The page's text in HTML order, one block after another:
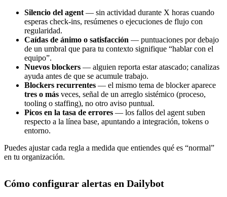
Silencio del agent— sin actividad durante X horas cuando
esperas check-ins, resúmenes o ejecuciones de flujo con
regularidad.
Caídas de ánimo o satisfacción — puntuaciones por debajo
de un umbral que para tu contexto signifique “hablar con el
equipo”.
Nuevos blockers — alguien reporta estar atascado; canalizas
ayuda antes de que se acumule trabajo.
Blockers recurrentes — el mismo tema de blocker aparece
tres o más veces, señal de un arreglo sistémico (proceso,
tooling o staffing), no otro aviso puntual.
Picos en la tasa de errores — los fallos del agent suben
respecto a la línea base, apuntando a integración, tokens o
entorno.
Puedes ajustar cada regla a medida que entiendes qué es “normal”
en tu organización.
Cómo configurar alertas en Dailybot